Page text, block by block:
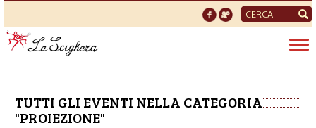
Form
di
ricerca
TUTTI GLI EVENTI NELLA CATEGORIA
"PROIEZIONE"